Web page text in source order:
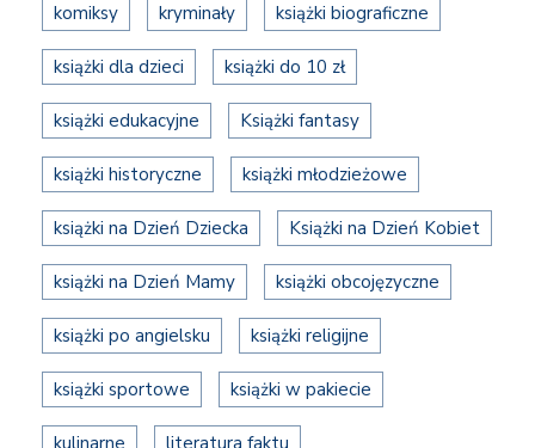
komiksy kryminały książki biograficzne
książki dla dzieci książki do 10 zł
książki edukacyjne Książki fantasy
książki historyczne książki młodzieżowe
książki na Dzień Dziecka Książki na Dzień Kobiet
książki na Dzień Mamy książki obcojęzyczne
książki po angielsku książki religijne
książki sportowe książki w pakiecie